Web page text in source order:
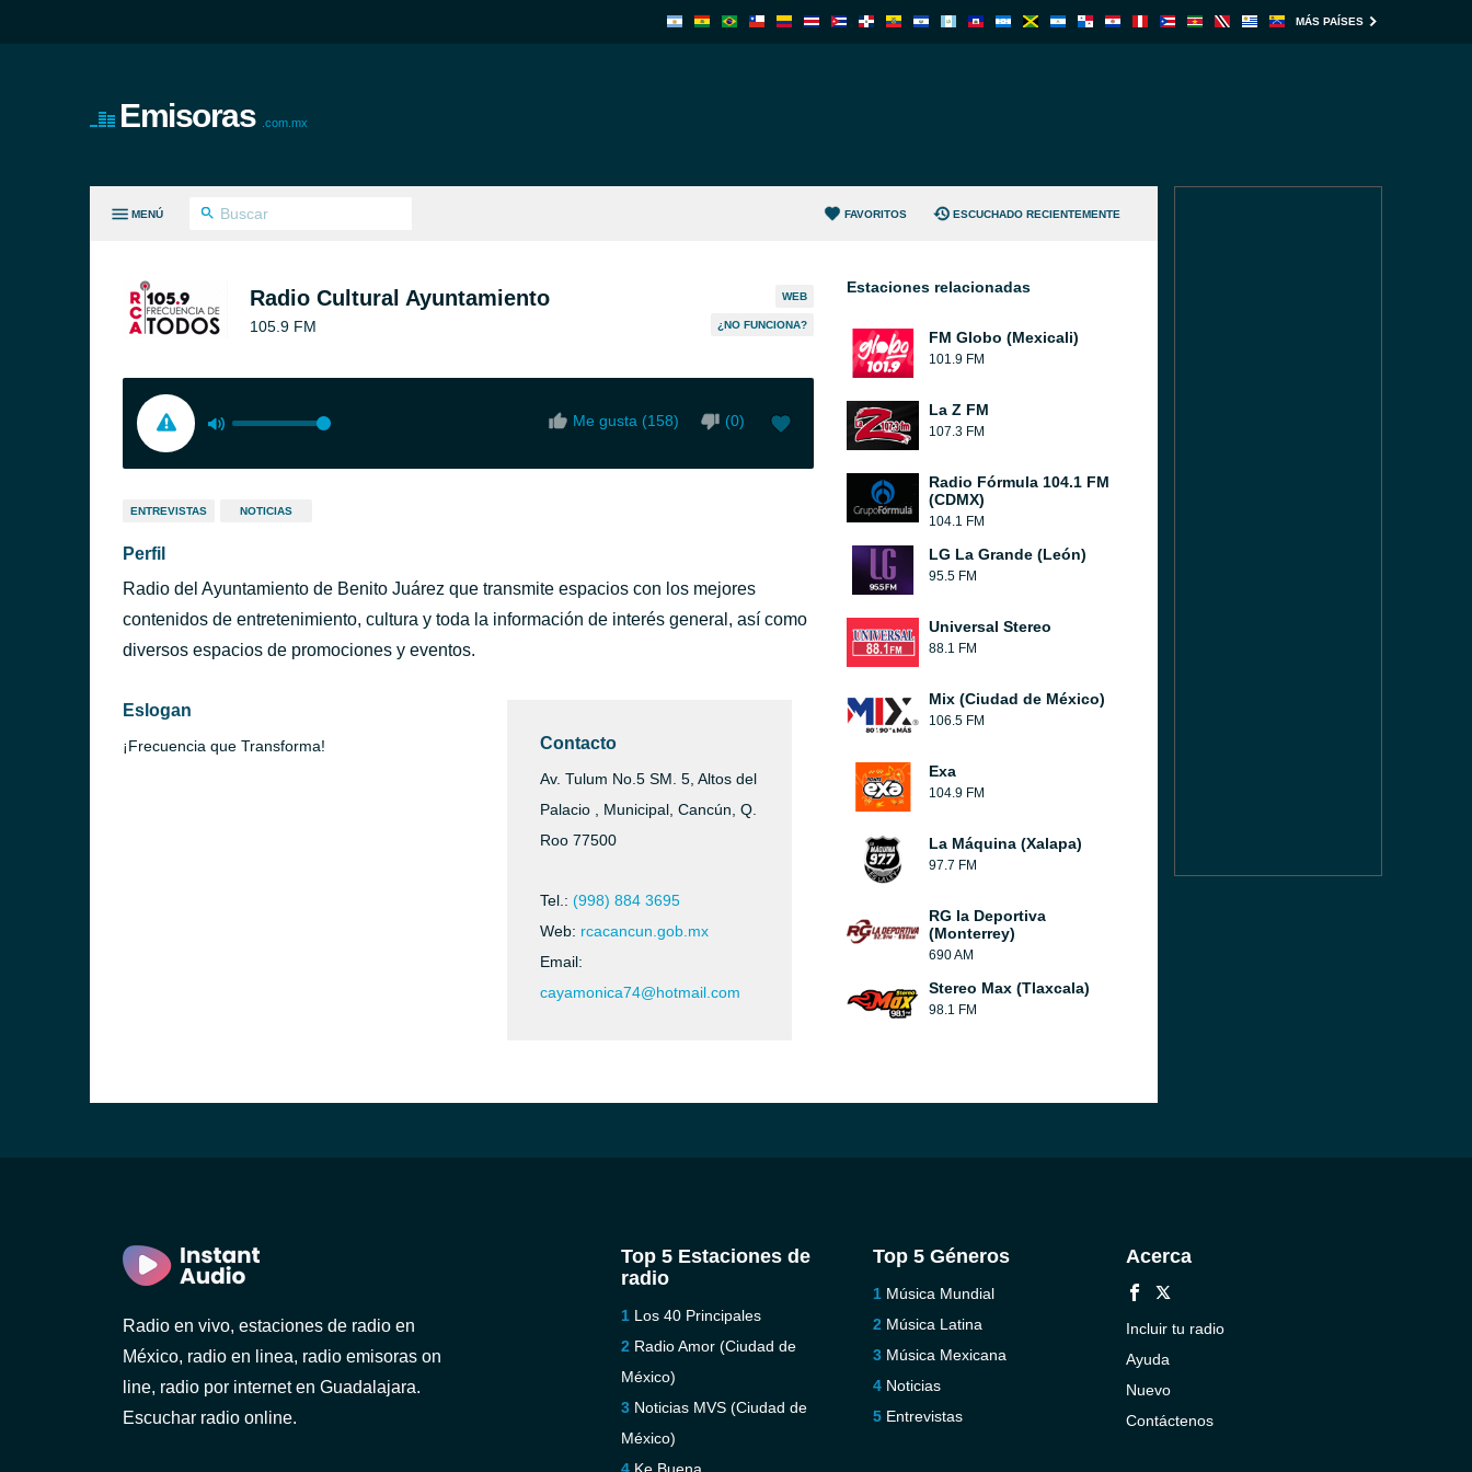
MÁS PAÍSES
Emisoras .com.mx
MENÚ FAVORITOS ESCUCHADO RECIENTEMENTE
Radio Cultural Ayuntamiento
105.9 FM
WEB
¿NO FUNCIONA?
Me gusta (158) (0)
ENTREVISTAS NOTICIAS
Perfil
Radio del Ayuntamiento de Benito Juárez que transmite espacios con los mejores
contenidos de entretenimiento, cultura y toda la información de interés general, así como
diversos espacios de promociones y eventos.
Eslogan
¡Frecuencia que Transforma! Contacto
Av. Tulum No.5 SM. 5, Altos del
Palacio , Municipal, Cancún, Q.
Roo 77500
Tel.: (998) 884 3695
Web: rcacancun.gob.mx
Email:
cayamonica74@hotmail.com
Estaciones relacionadas
FM Globo (Mexicali)
101.9 FM
La Z FM
107.3 FM
Radio Fórmula 104.1 FM
(CDMX)
104.1 FM
LG La Grande (León)
95.5 FM
Universal Stereo
88.1 FM
Mix (Ciudad de México)
106.5 FM
Exa
104.9 FM
La Máquina (Xalapa)
97.7 FM
RG la Deportiva
(Monterrey)
690 AM
Stereo Max (Tlaxcala)
98.1 FM
Radio en vivo, estaciones de radio en
México, radio en linea, radio emisoras on
line, radio por internet en Guadalajara.
Escuchar radio online.
Top 5 Estaciones de
radio
Los 40 Principales
Radio Amor (Ciudad de
México)
Noticias MVS (Ciudad de
México)
Top 5 Géneros
Música Mundial
Música Latina
Música Mexicana
Noticias
Entrevistas
Acerca
Incluir tu radio
Ayuda
Nuevo
Contáctenos